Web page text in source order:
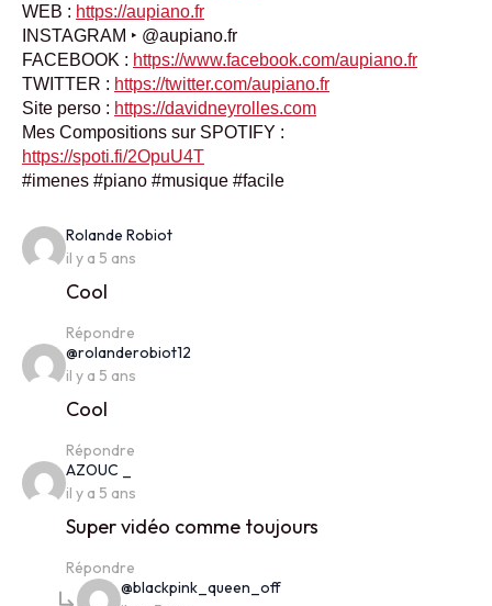
WEB : https://aupiano.fr
INSTAGRAM ‣ @aupiano.fr
FACEBOOK : https://www.facebook.com/aupiano.fr
TWITTER : https://twitter.com/aupiano.fr
Site perso : https://davidneyrolles.com
Mes Compositions sur SPOTIFY :
https://spoti.fi/2OpuU4T
#imenes #piano #musique #facile
Rolande Robiotsays:
il y a 5 ans
Cool
Répondre
@rolanderobiot12
il y a 5 ans
Cool
Répondre
AZOUC _
il y a 5 ans
Super vidéo comme toujours
Répondre
@blackpink_queen_offsays: